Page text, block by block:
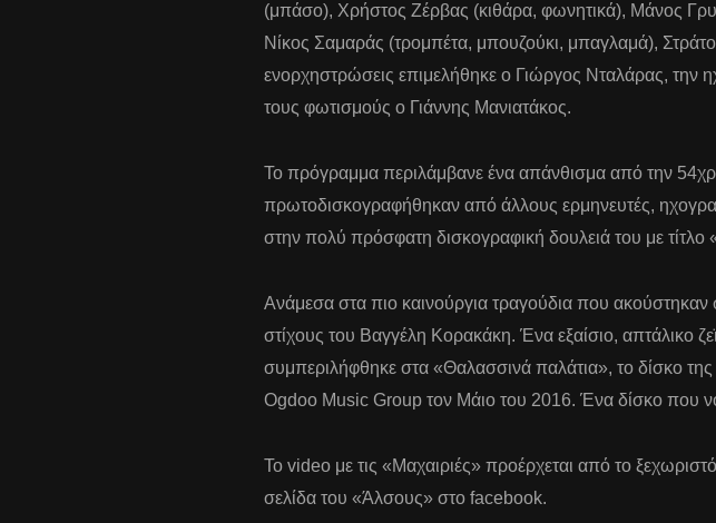
(μπάσο), Χρήστος Ζέρβας (κιθάρα, φωνητικά), Μάνος
Νίκος Σαμαράς (τρομπέτα, μπουζούκι, μπαγλαμά),
ενορχηστρώσεις επιμελήθηκε ο Γιώργος Νταλάρας,
τους φωτισμούς ο Γιάννης Μανιατάκος.
Το πρόγραμμα περιλάμβανε ένα απάνθισμα από την
πρωτοδισκογραφήθηκαν από άλλους ερμηνευτές,
στην πολύ πρόσφατη δισκογραφική δουλειά του με
Ανάμεσα στα πιο καινούργια τραγούδια που ακούστηκαν
στίχους του Βαγγέλη Κορακάκη. Ένα εξαίσιο, απτάλικο
συμπεριλήφθηκε στα «Θαλασσινά παλάτια», το δίσκο
Ogdoo Music Group τον Μάιο του 2016. Ένα δίσκο που
Το video με τις «Μαχαιριές» προέρχεται από το
σελίδα του «Άλσους» στο facebook.